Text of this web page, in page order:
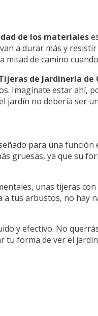
de los materiales
a durar más y
de camino
de Jardinería de
Imagínate estar ahí,
jardín no debería ser
para una función
gruesas, ya que su
unas tijeras
tus arbustos, no hay
y efectivo. No
tu forma de ver el